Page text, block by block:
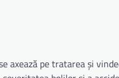
pe tratarea și